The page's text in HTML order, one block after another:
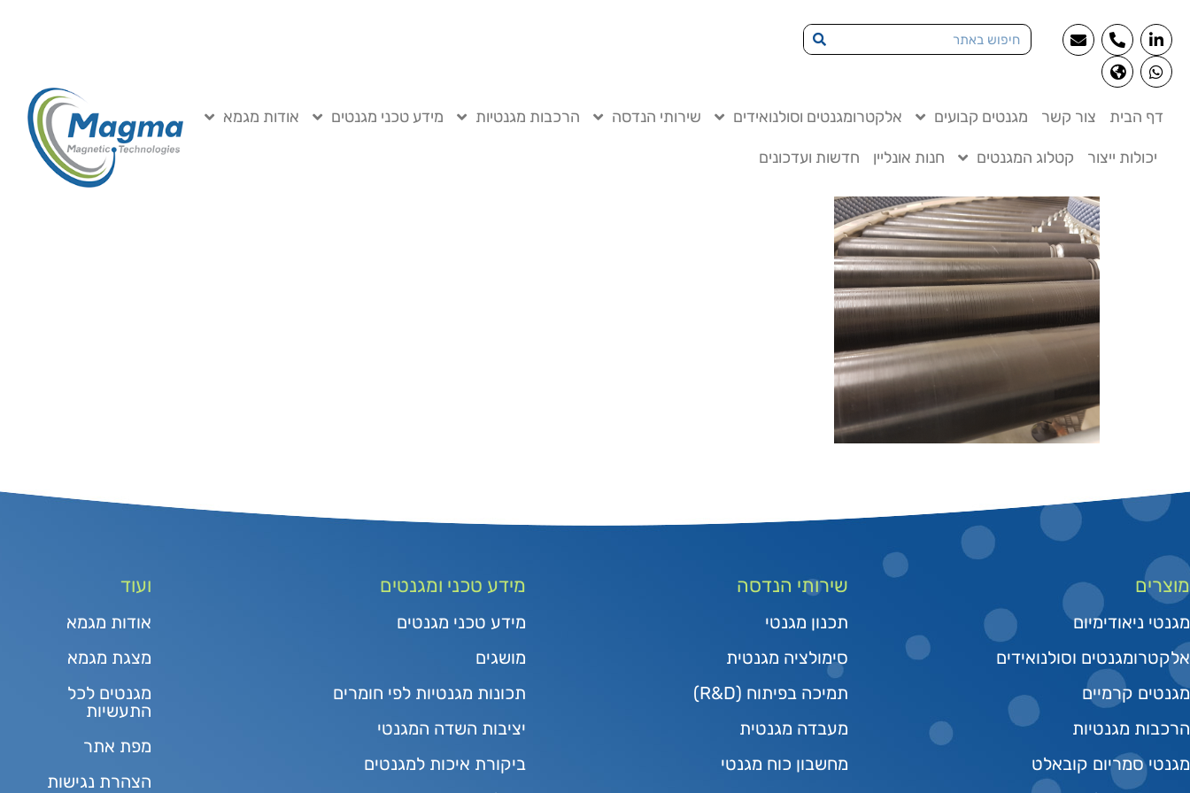
דף הבית צור קשר מגנטים קבועים אלקטרומגנטים וסולנואידים שירותי הנדסה הרכבות מגנטיות מידע טכני מגנטים אודות מגמא
יכולות ייצור קטלוג המגנטים חנות אונליין חדשות ועדכונים
מוצרים
מגנטי ניאודימיום
אלקטרומגנטים וסולנואידים
מגנטים קרמיים
הרכבות מגנטיות
מגנטי סמריום קובאלט
שירותי הנדסה
תכנון מגנטי
סימולציה מגנטית
תמיכה בפיתוח (R&D)
מעבדה מגנטית
מחשבון כוח מגנטי
מידע טכני ומגנטים
מידע טכני מגנטים
מושגים
תכונות מגנטיות לפי חומרים
יציבות השדה המגנטי
ביקורת איכות למגנטים
ועוד
אודות מגמא
מצגת מגמא
מגנטים לכל
התעשיות
מפת אתר
הצהרת נגישות